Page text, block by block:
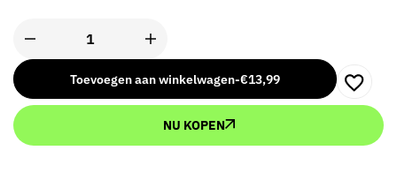
Toevoegen aan winkelwagen-€13,99
NU KOPEN